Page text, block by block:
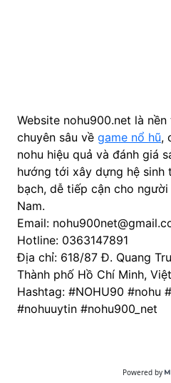
Website nohu900.net là
chuyên sâu về game nổ hũ,
nohu hiệu quả và đánh giá
hướng tới xây dựng hệ sinh
bạch, dễ tiếp cận cho
Nam.
Email:
Hotline: 0363147891
Địa chỉ: 618/87 Đ. Quang
Thành phố Hồ Chí Minh,
Hashtag: #NOHU90 #nohu
#nohuuytin #nohu900_net
Powered by